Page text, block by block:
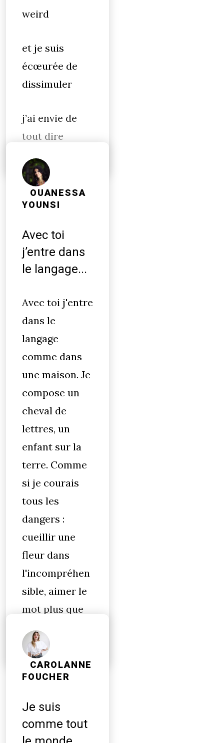
weird
et je suis
écœurée de
dissimuler
j’ai envie de
tout dire
OUANESSA
YOUNSI
Avec toi
j’entre dans
le langage...
Avec toi j'entre
dans le
langage
comme dans
une maison. Je
compose un
cheval de
lettres, un
enfant sur la
terre. Comme
si je courais
tous les
dangers :
cueillir une
fleur dans
l'incompréhen
sible, aimer le
mot plus que
moi-même.
CAROLANNE
FOUCHER
Je suis
comme tout